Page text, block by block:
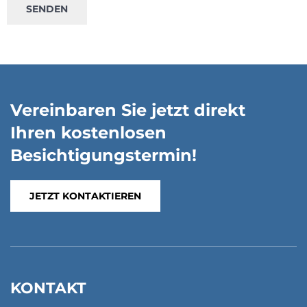
Vereinbaren Sie jetzt direkt
Ihren kostenlosen
Besichtigungstermin!
JETZT KONTAKTIEREN
KONTAKT